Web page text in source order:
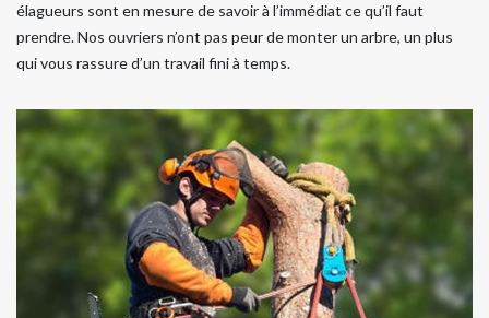
élagueurs sont en mesure de savoir à l’immédiat ce qu’il faut
prendre. Nos ouvriers n’ont pas peur de monter un arbre, un plus
qui vous rassure d’un travail fini à temps.